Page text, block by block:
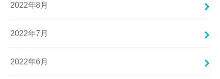
2022年8月
2022年7月
2022年6月